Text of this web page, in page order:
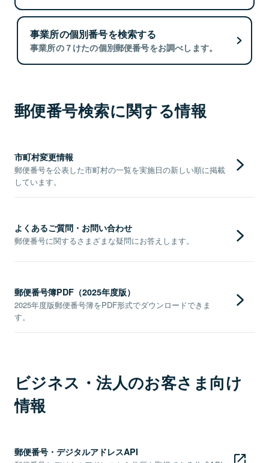
事業所の個別番号を検索する
事業所の７けたの個別郵便番号をお調べします。
郵便番号検索に関する情報
市町村変更情報
郵便番号を公表した市町村の一覧を実施日の新しい順に掲載
しています。
よくあるご質問・お問い合わせ
郵便番号に関するさまざまな疑問にお答えします。
郵便番号簿PDF（2025年度版）
2025年度版郵便番号簿をPDF形式でダウンロードできま
す。
ビジネス・法人のお客さま向け
情報
郵便番号・デジタルアドレスAPI